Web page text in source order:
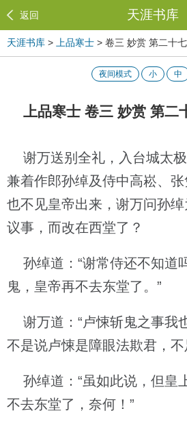
返回 天涯书库
天涯书库 > 上品寒士 > 卷三 妙赏 第二十
夜间模式 小 中
上品寒士 卷三 妙赏 第二
谢万送别全礼，入台城太
兼着作郎孙绰及侍中高崧、张
也不见皇帝出来，谢万问孙
议事，而改在西堂了？
孙绰道：“谢常侍还不知道
鬼，皇帝再不去东堂了。”
谢万道：“卢悚斩鬼之事我
不是说卢悚是障眼法欺君，不
孙绰道：“虽如此说，但皇
不去东堂了，奈何！”